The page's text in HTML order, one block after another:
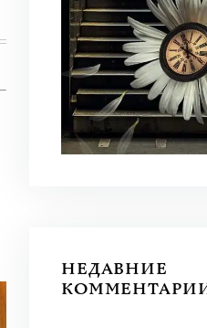
Узнать больше
НЕДАВНИЕ